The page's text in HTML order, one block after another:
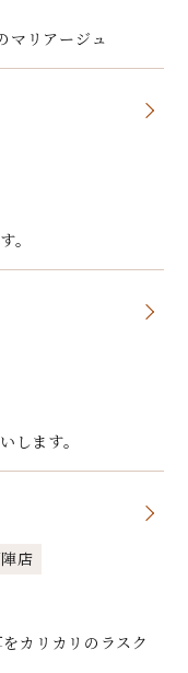
マリアージュ
。
します。
店
カリカリのラスク